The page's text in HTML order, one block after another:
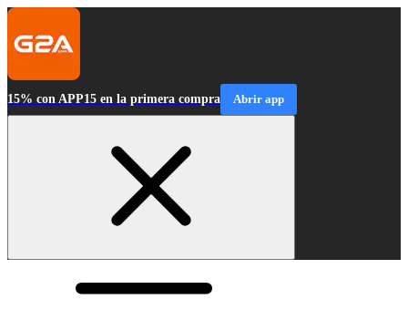
15% con APP15 en la primera compra Abrir app